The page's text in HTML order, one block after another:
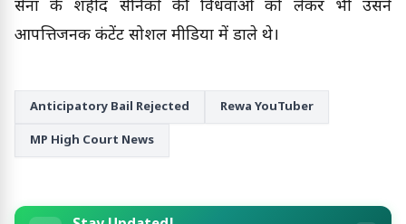
सेना के शहीद सैनिकों की विधवाओं को लेकर भी उसने
आपत्तिजनक कंटेंट सोशल मीडिया में डाले थे।
Anticipatory Bail Rejected Rewa YouTuber
MP High Court News